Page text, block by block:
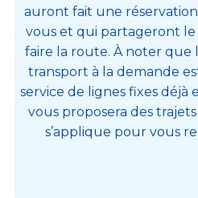
auront fait une
vous et qui partageront
faire la route. À noter que
transport à la demande
service de lignes fixes déjà
vous proposera des
s’applique pour vous